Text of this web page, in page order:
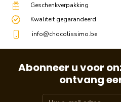
Geschenkverpakking
Kwaliteit gegarandeerd
info@chocolissimo.be
Abonneer u voor
ontvang